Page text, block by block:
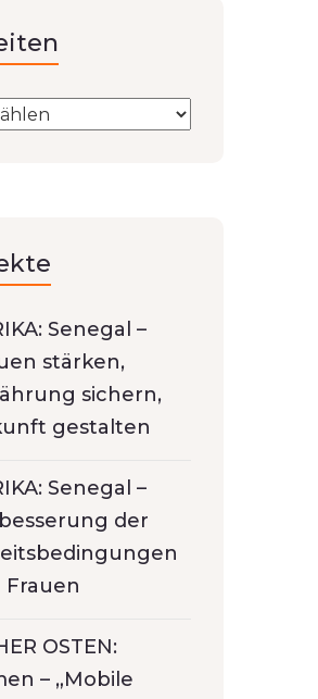
Senegal –
stärken,
sichern,
gestalten
Senegal –
der
Frauen
OSTEN:
– „Mobile